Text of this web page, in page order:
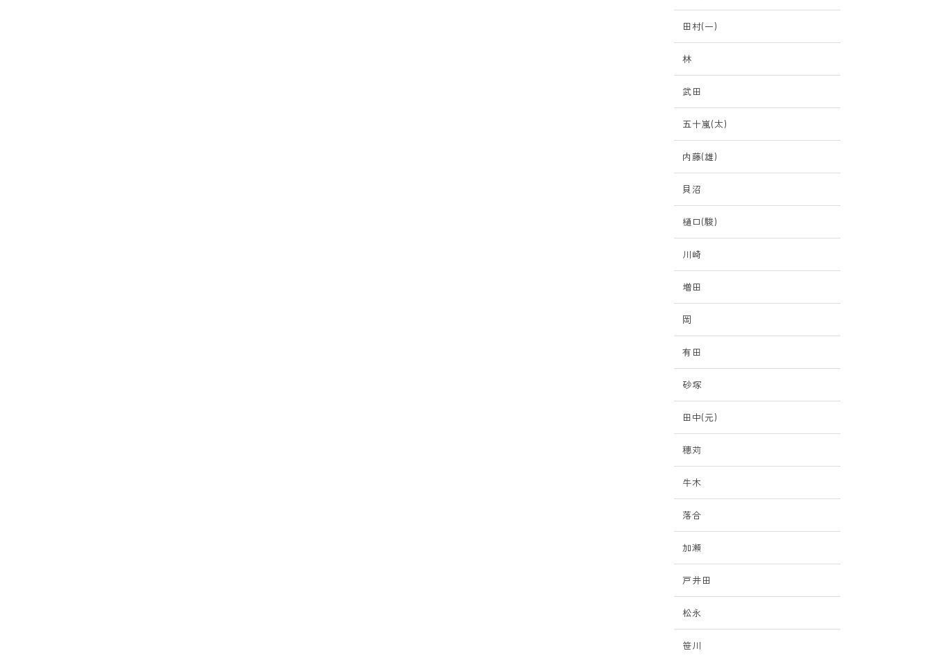
田村(一)
林
武田
五十嵐(太)
内藤(雄)
貝沼
樋口(駿)
川崎
増田
岡
有田
砂塚
田中(元)
穗苅
牛木
落合
加瀬
戸井田
松永
笹川